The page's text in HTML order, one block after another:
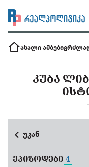
ახალი ამბები
ᲙᲣᲑᲐ
უკან
ᲔᲞᲘᲖᲝᲓᲔᲑᲘ 4